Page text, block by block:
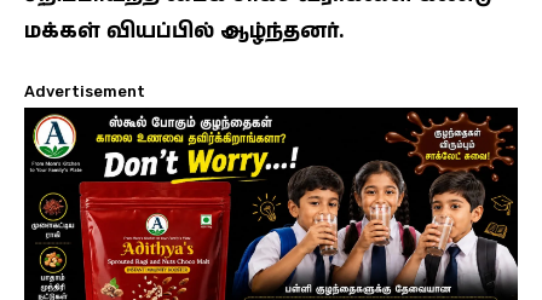
மக்கள் வியப்பில் ஆழ்ந்தனர்.
Advertisement